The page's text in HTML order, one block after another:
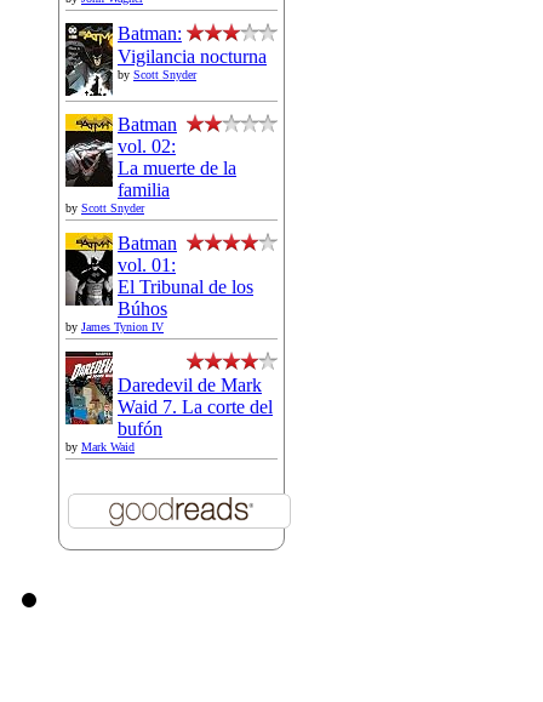
Batman:
Vigilancia nocturna
by Scott Snyder
Batman
vol. 02:
La muerte de la
familia
by Scott Snyder
Batman
vol. 01:
El Tribunal de los
Búhos
by James Tynion IV
Daredevil de Mark
Waid 7. La corte del
bufón
by Mark Waid